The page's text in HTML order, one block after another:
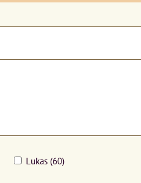
Lukas (60)